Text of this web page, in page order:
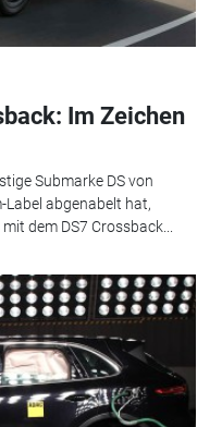
Im Zeichen
Submarke DS von
Label abgenabelt hat,
dem DS7 Crossback...